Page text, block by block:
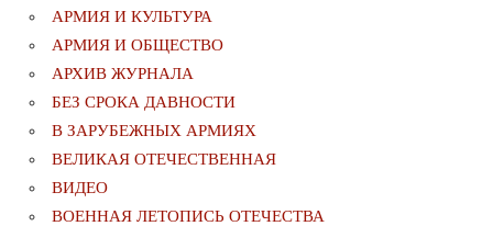
АРМИЯ И КУЛЬТУРА
АРМИЯ И ОБЩЕСТВО
АРХИВ ЖУРНАЛА
БЕЗ СРОКА ДАВНОСТИ
В ЗАРУБЕЖНЫХ АРМИЯХ
ВЕЛИКАЯ ОТЕЧЕСТВЕННАЯ
ВИДЕО
ВОЕННАЯ ЛЕТОПИСЬ ОТЕЧЕСТВА